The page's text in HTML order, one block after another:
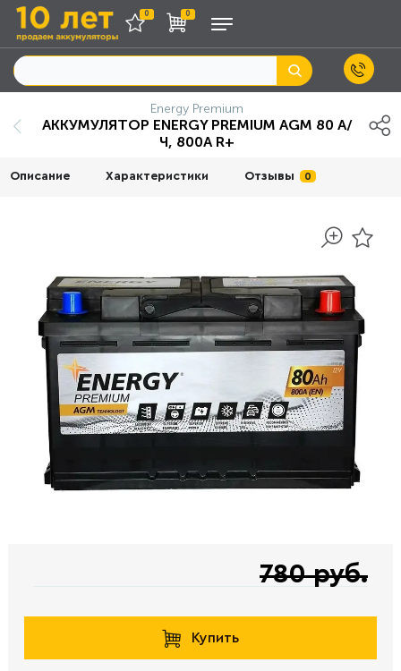
0 0
Energy Premium
АККУМУЛЯТОР ENERGY PREMIUM AGM 80 А/
Ч, 800A R+
Описание Характеристики Отзывы 0
780 руб.
Купить